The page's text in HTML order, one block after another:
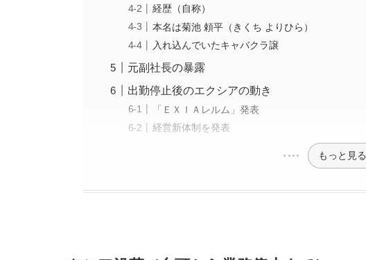
経歴（自称）
本名は菊池 頼平（きくち よりひら）
入れ込んでいたキャバクラ譲
元副社長の暴露
出勤停止後のエクシアの動き
「ＥＸＩＡレルム」発表
経営新体制を発表
もっと見る